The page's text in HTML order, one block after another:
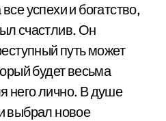
успехи и богатство,
счастлив. Он
путь может
будет весьма
него лично. В душе
выбрал новое